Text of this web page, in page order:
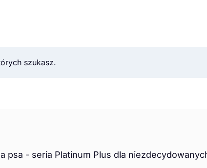
szukasz.
psa - seria Platinum Plus dla